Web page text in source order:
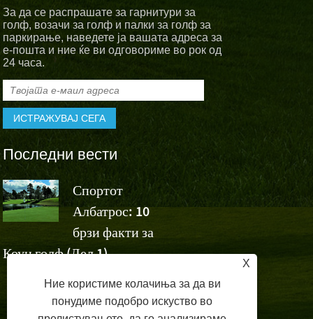
За да се распрашате за гарнитури за
голф, возачи за голф и палки за голф за
паркирање, наведете ја вашата адреса за
е-пошта и ние ќе ви одговориме во рок од
24 часа.
Последни вести
Спортот
Албатрос: 10
брзи факти за
Коун голф (Дел 1)
Албатрос
Ашун на Volvo China
X
Ние користиме колачиња за да ви
понудиме подобро искуство во